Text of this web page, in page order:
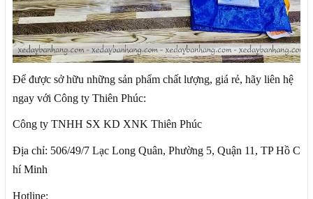
Để được sở hữu những sản phẩm chất lượng, giá rẻ, hãy liên hệ
ngay với Công ty Thiên Phúc:
Công ty TNHH SX KD XNK Thiên Phúc
Địa chỉ: 506/49/7 Lạc Long Quân, Phường 5, Quận 11, TP Hồ C
hí Minh
Hotline: